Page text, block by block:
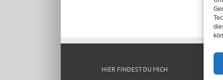
HIER FINDEST DU MICH